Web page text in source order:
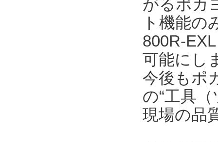
がるポカ
ト機能の
800R-
可能にし
今後もポ
の“工具
現場の品